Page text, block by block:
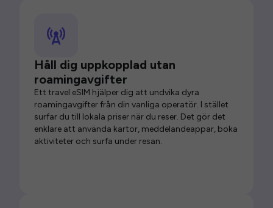
Håll dig uppkopplad utan
roamingavgifter
Ett travel eSIM hjälper dig att undvika dyra
roamingavgifter från din vanliga operatör. I stället
surfar du till lokala priser när du reser. Det gör det
enklare att använda kartor, meddelandeappar, boka
aktiviteter och surfa under resan.